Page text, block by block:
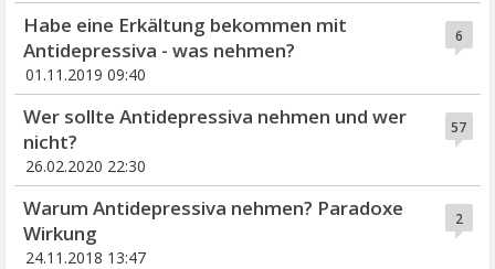
6
Habe eine Erkältung bekommen mit
Antidepressiva - was nehmen?
01.11.2019 09:40
57
Wer sollte Antidepressiva nehmen und wer
nicht?
26.02.2020 22:30
2
Warum Antidepressiva nehmen? Paradoxe
Wirkung
24.11.2018 13:47